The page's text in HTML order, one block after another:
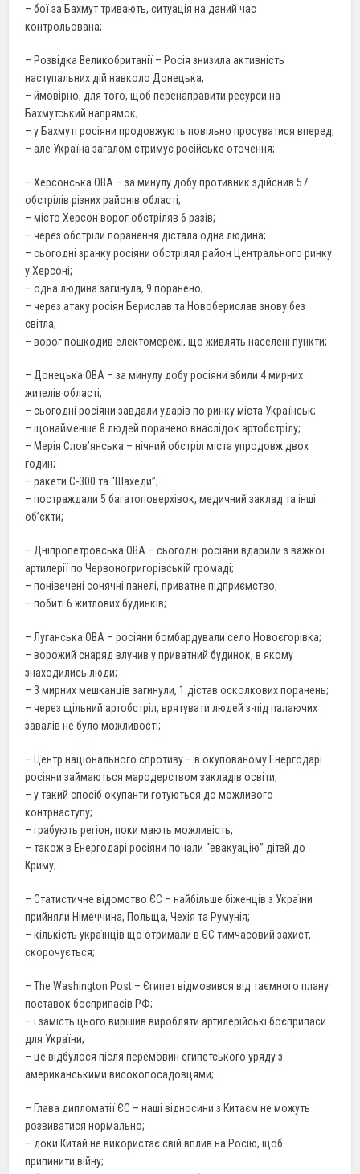
– бої за Бахмут тривають, ситуація на даний час
контрольована;
– Розвідка Великобританії – Росія знизила активність
наступальних дій навколо Донецька;
– ймовірно, для того, щоб перенаправити ресурси на
Бахмутський напрямок;
– у Бахмуті росіяни продовжують повільно просуватися вперед;
– але Україна загалом стримує російське оточення;
– Херсонська ОВА – за минулу добу противник здійснив 57
обстрілів різних районів області;
– місто Херсон ворог обстріляв 6 разів;
– через обстріли поранення дістала одна людина;
– сьогодні зранку росіяни обстрілял район Центрального ринку
у Херсоні;
– одна людина загинула, 9 поранено;
– через атаку росіян Берислав та Новоберислав знову без
світла;
– ворог пошкодив електомережі, що живлять населені пункти;
– Донецька ОВА – за минулу добу росіяни вбили 4 мирних
жителів області;
– сьогодні росіяни завдали ударів по ринку міста Українськ;
– щонайменше 8 людей поранено внаслідок артобстрілу;
– Мерія Слов’янська – нічний обстріл міста упродовж двох
годин;
– ракети С-300 та “Шахеди”;
– постраждали 5 багатоповерхівок, медичний заклад та інші
об’єкти;
– Дніпропетровська ОВА – сьогодні росіяни вдарили з важкої
артилерії по Червоногригорівській громаді;
– понівечені сонячні панелі, приватне підприємство;
– побиті 6 житлових будинків;
– Луганська ОВА – росіяни бомбардували село Новоєгорівка;
– ворожий снаряд влучив у приватний будинок, в якому
знаходились люди;
– 3 мирних мешканців загинули, 1 дістав осколкових поранень;
– через щільний артобстріл, врятувати людей з-під палаючих
завалів не було можливості;
– Центр національного спротиву – в окупованому Енергодарі
росіяни займаються мародерством закладів освіти;
– у такий спосіб окупанти готуються до можливого
контрнаступу;
– грабують регіон, поки мають можливість;
– також в Енергодарі росіяни почали “евакуацію” дітей до
Криму;
– Статистичне відомство ЄС – найбільше біженців з України
прийняли Німеччина, Польща, Чехія та Румунія;
– кількість українців що отримали в ЄС тимчасовий захист,
скорочується;
– The Washington Post – Єгипет відмовився від таємного плану
поставок боєприпасів РФ;
– і замість цього вирішив виробляти артилерійські боєприпаси
для України;
– це відбулося після перемовин єгипетського уряду з
американськими високопосадовцями;
– Глава дипломатії ЄС – наші відносини з Китаєм не можуть
розвиватися нормально;
– доки Китай не використає свій вплив на Росію, щоб
припинити війну;